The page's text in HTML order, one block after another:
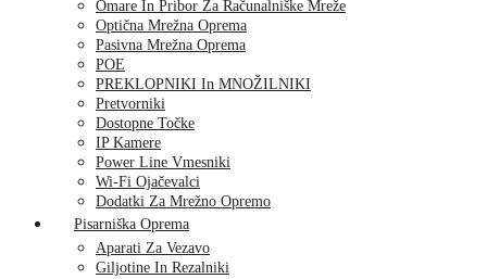
Omare In Pribor Za Računalniške Mreže
Optična Mrežna Oprema
Pasivna Mrežna Oprema
POE
PREKLOPNIKI In MNOŽILNIKI
Pretvorniki
Dostopne Točke
IP Kamere
Power Line Vmesniki
Wi-Fi Ojačevalci
Dodatki Za Mrežno Opremo
Pisarniška Oprema
Aparati Za Vezavo
Giljotine In Rezalniki